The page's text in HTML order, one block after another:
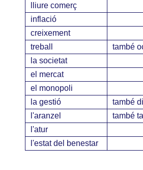
lliure comerç
inflació
creixement
treball
també
la societat
el mercat
el monopoli
la gestió
també
l'aranzel
també
l'atur
l'estat del benestar